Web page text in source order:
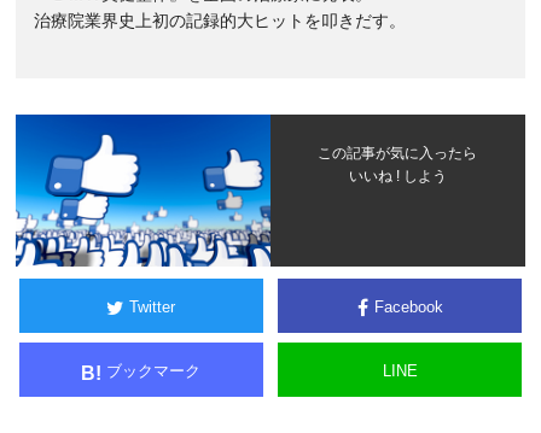
治療院業界史上初の記録的大ヒットを叩きだす。
この記事が気に入ったら
いいね ! しよう
Twitter Facebook
B! ブックマーク LINE